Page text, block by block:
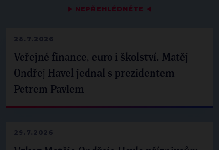
▶ NEPŘEHLÉDNĚTE ◀
28.7.2026
Veřejné finance, euro i školství. Matěj
Ondřej Havel jednal s prezidentem
Petrem Pavlem
29.7.2026